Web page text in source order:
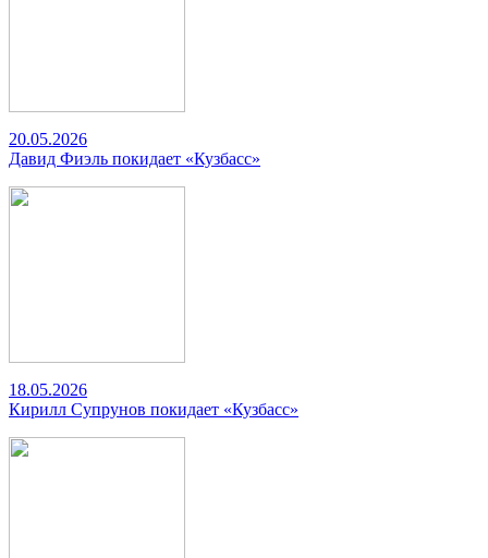
20.05.2026
Давид Фиэль покидает «Кузбасс»
18.05.2026
Кирилл Супрунов покидает «Кузбасс»